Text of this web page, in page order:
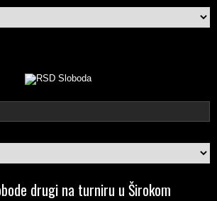
drugi na turniru u Širokom